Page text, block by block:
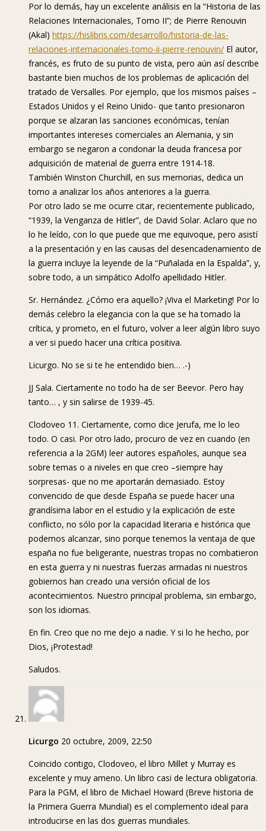
Por lo demás, hay un excelente análisis en la “Historia de las
Relaciones Internacionales, Tomo II”; de Pierre Renouvin
(Akal) https://hislibris.com/desarrollo/historia-de-las-
relaciones-internacionales-tomo-ii-pierre-renouvin/ El autor,
francés, es fruto de su punto de vista, pero aún así describe
bastante bien muchos de los problemas de aplicación del
tratado de Versalles. Por ejemplo, que los mismos países –
Estados Unidos y el Reino Unido- que tanto presionaron
porque se alzaran las sanciones económicas, tenían
importantes intereses comerciales an Alemania, y sin
embargo se negaron a condonar la deuda francesa por
adquisición de material de guerra entre 1914-18.
También Winston Churchill, en sus memorias, dedica un
tomo a analizar los años anteriores a la guerra.
Por otro lado se me ocurre citar, recientemente publicado,
“1939, la Venganza de Hitler”, de David Solar. Aclaro que no
lo he leído, con lo que puede que me equivoque, pero asistí
a la presentación y en las causas del desencadenamiento de
la guerra incluye la leyende de la “Puñalada en la Espalda”, y,
sobre todo, a un simpático Adolfo apellidado Hitler.
Sr. Hernández. ¿Cómo era aquello? ¡Viva el Marketing! Por lo
demás celebro la elegancia con la que se ha tomado la
crítica, y prometo, en el futuro, volver a leer algún libro suyo
a ver si puedo hacer una crítica positiva.
Licurgo. No se si te he entendido bien… .-)
JJ Sala. Ciertamente no todo ha de ser Beevor. Pero hay
tanto… , y sin salirse de 1939-45.
Clodoveo 11. Ciertamente, como dice Jerufa, me lo leo
todo. O casi. Por otro lado, procuro de vez en cuando (en
referencia a la 2GM) leer autores españoles, aunque sea
sobre temas o a niveles en que creo –siempre hay
sorpresas- que no me aportarán demasiado. Estoy
convencido de que desde España se puede hacer una
grandísima labor en el estudio y la explicación de este
conflicto, no sólo por la capacidad literaria e histórica que
podemos alcanzar, sino porque tenemos la ventaja de que
españa no fue beligerante, nuestras tropas no combatieron
en esta guerra y ni nuestras fuerzas armadas ni nuestros
gobiernos han creado una versión oficial de los
acontecimientos. Nuestro principal problema, sin embargo,
son los idiomas.
En fin. Creo que no me dejo a nadie. Y si lo he hecho, por
Dios, ¡Protestad!
Saludos.
Licurgo 20 octubre, 2009, 22:50
Coincido contigo, Clodoveo, el libro Millet y Murray es
excelente y muy ameno. Un libro casi de lectura obligatoria.
Para la PGM, el libro de Michael Howard (Breve historia de
la Primera Guerra Mundial) es el complemento ideal para
introducirse en las dos guerras mundiales.